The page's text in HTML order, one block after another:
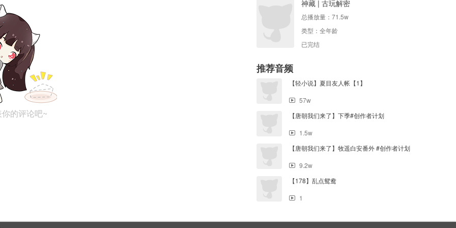
的评论吧~
神藏 | 古玩解密
总播放量： 71.5w
类型： 全年龄
已完结
推荐音频
【轻小说】夏目友人帐【1】
57w
【唐朝我们来了】下季#创作者计划
1.5w
【唐朝我们来了】牧遥白安番外 #创作者计划
9.2w
【178】乱点鸳鸯
1